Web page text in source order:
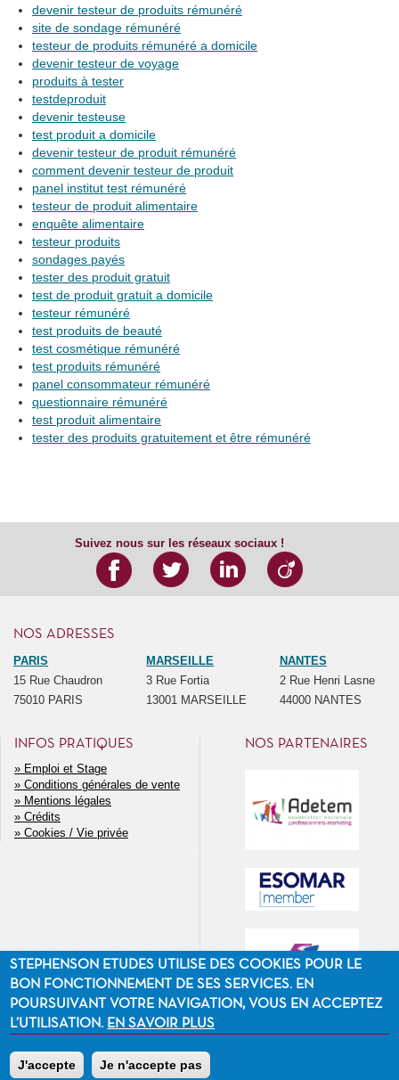
devenir testeur de produits rémunéré
site de sondage rémunéré
testeur de produits rémunéré a domicile
devenir testeur de voyage
produits à tester
testdeproduit
devenir testeuse
test produit a domicile
devenir testeur de produit rémunéré
comment devenir testeur de produit
panel institut test rémunéré
testeur de produit alimentaire
enquête alimentaire
testeur produits
sondages payés
tester des produit gratuit
test de produit gratuit a domicile
testeur rémunéré
test produits de beauté
test cosmétique rémunéré
test produits rémunéré
panel consommateur rémunéré
questionnaire rémunéré
test produit alimentaire
tester des produits gratuitement et être rémunéré
Suivez nous sur les réseaux sociaux !
NOS ADRESSES
PARIS
15 Rue Chaudron
75010 PARIS
MARSEILLE
3 Rue Fortia
13001 MARSEILLE
NANTES
2 Rue Henri Lasne
44000 NANTES
INFOS PRATIQUES
MENU
SECONDAIRE
Emploi et Stage
Conditions générales de vente
Mentions légales
Crédits
Cookies / Vie privée
NOS PARTENAIRES
©2014 Stephenson Etudes
STEPHENSON ETUDES UTILISE DES COOKIES POUR LE
BON FONCTIONNEMENT DE SES SERVICES. EN
POURSUIVANT VOTRE NAVIGATION, VOUS EN ACCEPTEZ
L’UTILISATION. EN SAVOIR PLUS
J'accepte Je n'accepte pas